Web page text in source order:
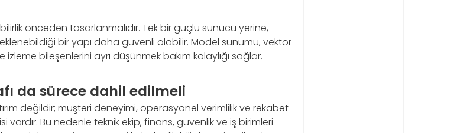
önceden tasarlanmalıdır. Tek bir güçlü sunucu yerine,
bir yapı daha güvenli olabilir. Model sunumu, vektör
bileşenlerini ayrı düşünmek bakım kolaylığı sağlar.
da sürece dahil edilmeli
değildir; müşteri deneyimi, operasyonel verimlilik ve rekabet
Bu nedenle teknik ekip, finans, güvenlik ve iş birimleri